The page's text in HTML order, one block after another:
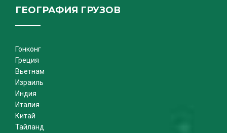
ГЕОГРАФИЯ ГРУЗОВ
Гонконг
Греция
Вьетнам
Израиль
Индия
Италия
Китай
Тайланд